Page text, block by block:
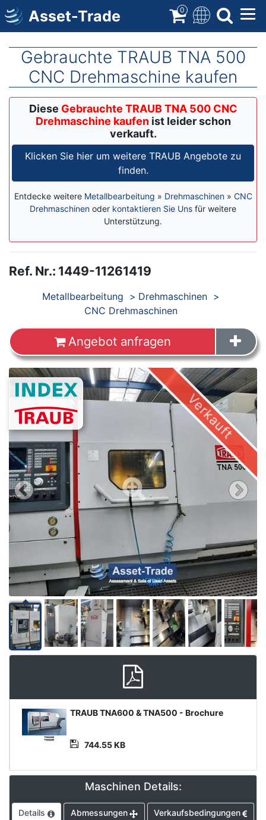
Direkt
zum
Inhalt
Asset-Trade 0
Gebrauchte TRAUB TNA 500
CNC Drehmaschine kaufen
Diese Gebrauchte TRAUB TNA 500 CNC
Drehmaschine kaufenist leider schon
verkauft.
Klicken Sie hier um weitere TRAUB Angebote zu
finden.
Entdecke weitere Metallbearbeitung » Drehmaschinen» CNC
Drehmaschinen oder kontaktieren Sie Uns für weitere
Unterstützung.
Ref. Nr.: 1449-11261419
Metallbearbeitung
Drehmaschinen
CNC Drehmaschinen
Angebot anfragen
Images
Verkauft
Media
Datei
TRAUB TNA600 & TNA500 - Brochure
744.55 KB
Maschinen Details:
Details Abmessungen Verkaufsbedingungen